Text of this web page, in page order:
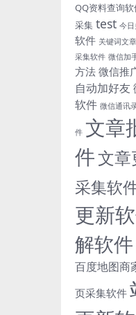
QQ资料查询软
采集 test 今
软件 关键词文
采集软件 微信加
方法 微信推
自动加好友
软件 微信通讯
件 文章
件文章
采集软
更新
解软件
百度地图商
页采集软件